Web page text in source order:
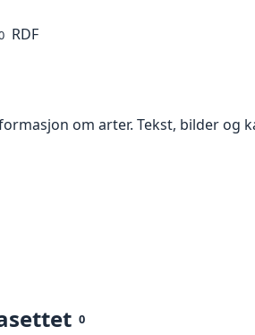
RDF
om arter. Tekst, bilder og
0